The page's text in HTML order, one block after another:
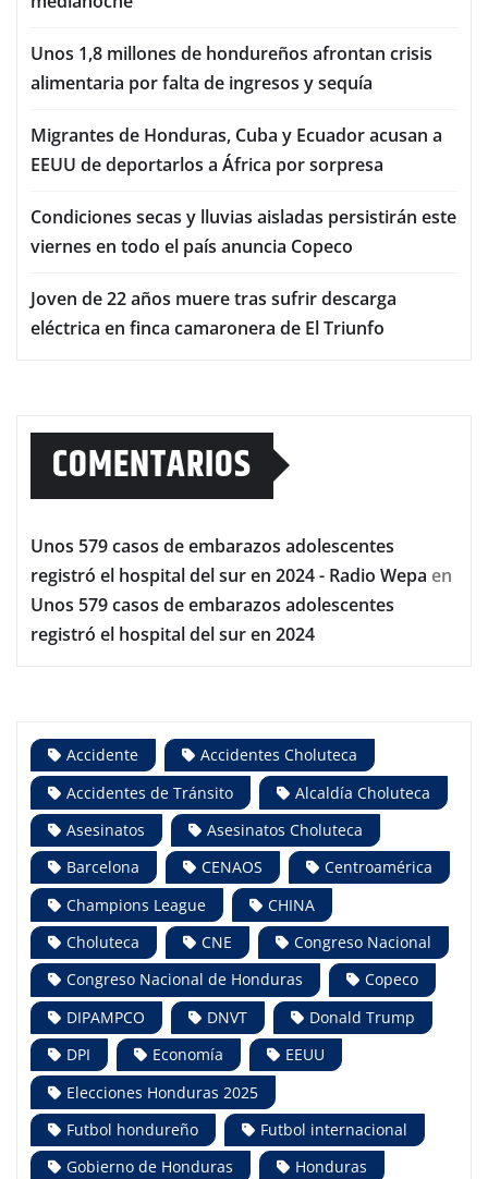
Unos 1,8 millones de hondureños afrontan crisis
alimentaria por falta de ingresos y sequía
Migrantes de Honduras, Cuba y Ecuador acusan a
EEUU de deportarlos a África por sorpresa
Condiciones secas y lluvias aisladas persistirán este
viernes en todo el país anuncia Copeco
Joven de 22 años muere tras sufrir descarga
eléctrica en finca camaronera de El Triunfo
COMENTARIOS
Unos 579 casos de embarazos adolescentes
registró el hospital del sur en 2024 - Radio Wepa en
Unos 579 casos de embarazos adolescentes
registró el hospital del sur en 2024
Accidente
Accidentes Choluteca
Accidentes de Tránsito
Alcaldía Choluteca
Asesinatos
Asesinatos Choluteca
Barcelona
CENAOS
Centroamérica
Champions League
CHINA
Choluteca
CNE
Congreso Nacional
Congreso Nacional de Honduras
Copeco
DIPAMPCO
DNVT
Donald Trump
DPI
Economía
EEUU
Elecciones Honduras 2025
Futbol hondureño
Futbol internacional
Gobierno de Honduras
Honduras